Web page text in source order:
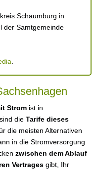
Schaumburg in
der Samtgemeinde
Strom ist in
die Tarife dieses
die meisten Alternativen
in die Stromversorgung
zwischen dem Ablauf
Vertrages gibt, Ihr